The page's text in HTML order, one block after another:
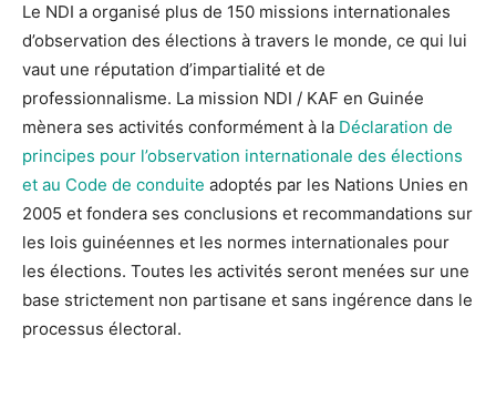
Le NDI a organisé plus de 150 missions internationales
d’observation des élections à travers le monde, ce qui lui
vaut une réputation d’impartialité et de
professionnalisme. La mission NDI / KAF en Guinée
mènera ses activités conformément à la ​Déclaration de
principes pour l’observation internationale des élections
et au Code de conduite adoptés par les Nations Unies en
2005 et fondera ses conclusions et recommandations sur
les lois guinéennes et les normes internationales pour
les élections. Toutes les activités seront menées sur une
base strictement non partisane et sans ingérence dans le
processus électoral.